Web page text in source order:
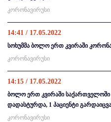
კორონავირუსი
14:41 / 17.05.2022
სოხუმმა ბოლო ერთ კვირაში
კორონავირუსი
14:15 / 17.05.2022
ბოლო ერთ კვირაში საქართველოში
დადასტურდა, 1 პაციენტი
კორონავირუსი